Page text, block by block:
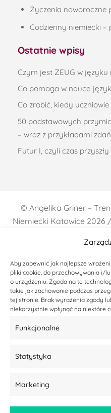
Aby zapewnić jak najlepsze
pliki cookie, do przechowywania i/
o urządzeniu. Zgoda na te
takie jak zachowanie podczas
tej stronie. Brak wyrażenia zgody
niekorzystnie wpłynąć na niektóre
Funkcjonalne
Statystyka
Marketing
Życzenia noworoczne
Codzienny niemiecki
Ostatnie wpisy
Czym jest ZEUG w języku
Co pomaga w nauce
Co zrobić, kiedy
50 podstawowych
– wraz z przykładami zdań
Futur I, czyli czas
© Angelika Griner –
Niemiecki Katowice2026 /